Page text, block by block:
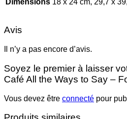
Avis
Il n’y a pas encore d’avis.
Soyez le premier à laisser
Café All the Ways to Say –
Vous devez être connecté pour